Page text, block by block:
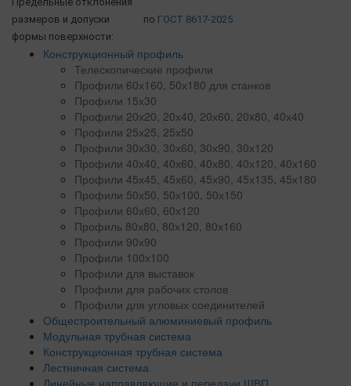
размеров и допуски
формы поверхности:
по ГОСТ 8617-2025
Конструкционный профиль
Телескопические профили
Профили 60х160, 50х180 для станков
Профили 15х30
Профили 20х20, 20х40, 20х60, 20x80, 40х40
Профили 25х25, 25х50
Профили 30х30, 30х60, 30х90, 30х120
Профили 40х40, 40х60, 40х80, 40х120, 40х160
Профили 45х45, 45х60, 45х90, 45х135, 45х180
Профили 50х50, 50х100, 50х150
Профили 60х60, 60х120
Профиль 80х80, 80х120, 80х160
Профили 90х90
Профили 100х100
Профили для выставок
Профили для рабочих столов
Профили для угловых соединителей
Общестроительный алюминиевый профиль
Модульная трубная система
Конструкционная трубная система
Лестничная система
Линейные направляющие и передачи ШВП